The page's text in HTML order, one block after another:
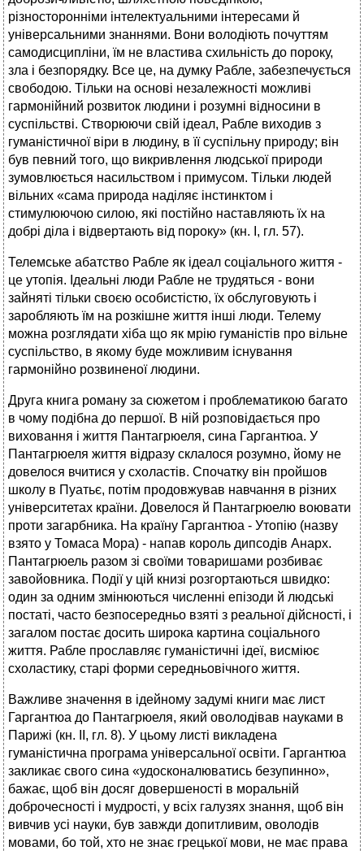
різносторонніми інтелектуальними інтересами й
універсальними знаннями. Вони володіють почуттям
самодисципліни, їм не властива схильність до пороку,
зла і безпорядку. Все це, на думку Рабле, забезпечується
свободою. Тільки на основі незалежності можливі
гармонійний розвиток людини і розумні відносини в
суспільстві. Створюючи свій ідеал, Рабле виходив з
гуманістичної віри в людину, в її суспільну природу; він
був певний того, що викривлення людської природи
зумовлюється насильством і примусом. Тільки людей
вільних «сама природа наділяє інстинктом і
стимулюючою силою, які постійно наставляють їх на
добрі діла і відвертають від пороку» (кн. І, гл. 57).
Телемське абатство Рабле як ідеал соціального життя -
це утопія. Ідеальні люди Рабле не трудяться - вони
зайняті тільки своєю особистістю, їх обслуговують і
заробляють їм на розкішне життя інші люди. Телему
можна розглядати хіба що як мрію гуманістів про вільне
суспільство, в якому буде можливим існування
гармонійно розвиненої людини.
Друга книга роману за сюжетом і проблематикою багато
в чому подібна до першої. В ній розповідається про
виховання і життя Пантагрюеля, сина Гаргантюа. У
Пантагрюеля життя відразу склалося розумно, йому не
довелося вчитися у схоластів. Спочатку він пройшов
школу в Пуатьє, потім продовжував навчання в різних
університетах країни. Довелося й Пантагрюелю воювати
проти загарбника. На країну Гаргантюа - Утопію (назву
взято у Томаса Мора) - напав король дипсодів Анарх.
Пантагрюель разом зі своїми товаришами розбиває
завойовника. Події у цій книзі розгортаються швидко:
один за одним змінюються численні епізоди й людські
постаті, часто безпосередньо взяті з реальної дійсності, і
загалом постає досить широка картина соціального
життя. Рабле прославляє гуманістичні ідеї, висміює
схоластику, старі форми середньовічного життя.
Важливе значення в ідейному задумі книги має лист
Гаргантюа до Пантагрюеля, який оволодівав науками в
Парижі (кн. II, гл. 8). У цьому листі викладена
гуманістична програма універсальної освіти. Гаргантюа
закликає свого сина «удосконалюватись безупинно»,
бажає, щоб він досяг довершеності в моральній
доброчесності і мудрості, у всіх галузях знання, щоб він
вивчив усі науки, був завжди допитливим, оволодів
мовами, бо той, хто не знає грецької мови, не має права